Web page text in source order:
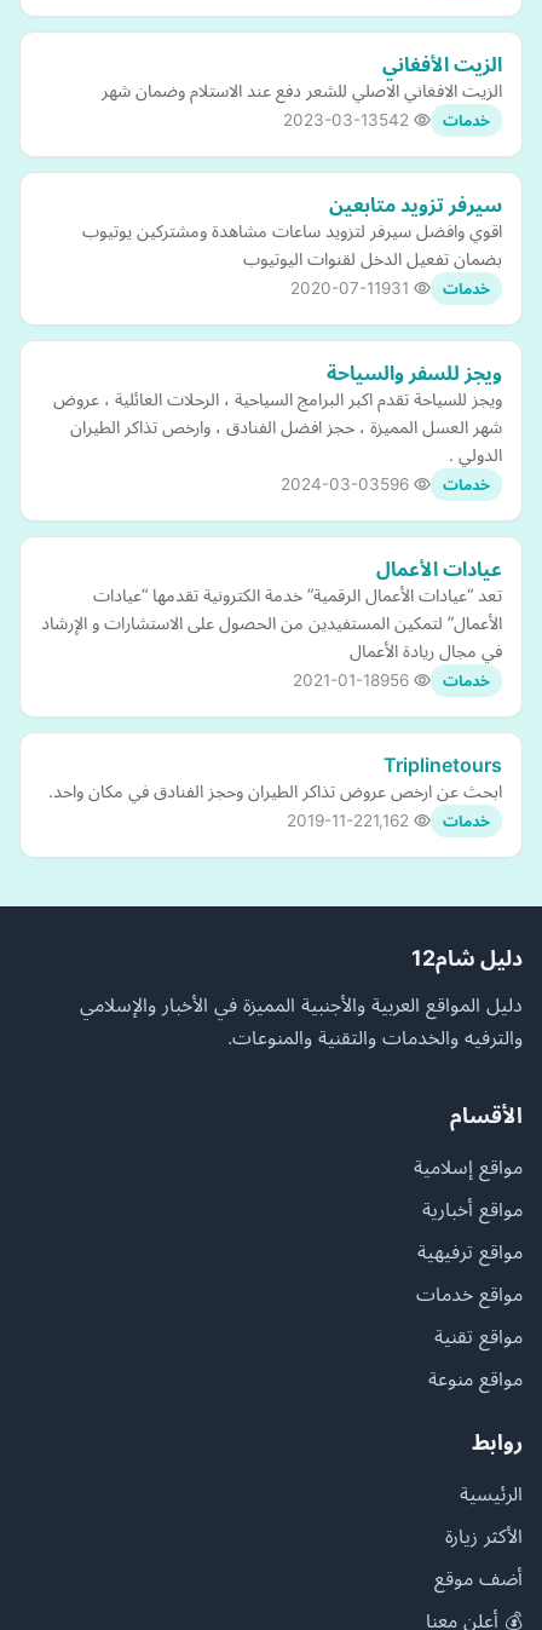
الزيت الأفغاني
الزيت الافغاني الاصلي للشعر دفع عند الاستلام وضمان شهر
خدمات 2023-03-13
سيرفر تزويد متابعين
اقوي وافضل سيرفر لتزويد ساعات مشاهدة ومشتركين يوتيوب
بضمان تفعيل الدخل لقنوات اليوتيوب
خدمات 2020-07-11
ويجز للسفر والسياحة
ويجز للسياحة تقدم اكبر البرامج السياحية ، الرحلات العائلية ، عروض
شهر العسل المميزة ، حجز افضل الفنادق ، وارخص تذاكر الطيران
الدولي .
خدمات 2024-03-03
عيادات الأعمال
تعد “عيادات الأعمال الرقمية” خدمة الكترونية تقدمها “عيادات
الأعمال” لتمكين المستفيدين من الحصول على الاستشارات و الإرشاد
في مجال ريادة الأعمال
خدمات 2021-01-18
Triplinetours
ابحث عن ارخص عروض تذاكر الطيران وحجز الفنادق في مكان واحد.
خدمات 2019-11-22
دليل شام12
دليل المواقع العربية والأجنبية المميزة في الأخبار والإسلامي
والترفيه والخدمات والتقنية والمنوعات.
الأقسام
مواقع إسلامية
مواقع أخبارية
مواقع ترفيهية
مواقع خدمات
مواقع تقنية
مواقع منوعة
روابط
الرئيسية
الأكثر زيارة
أضف موقع
💰 أعلن معنا